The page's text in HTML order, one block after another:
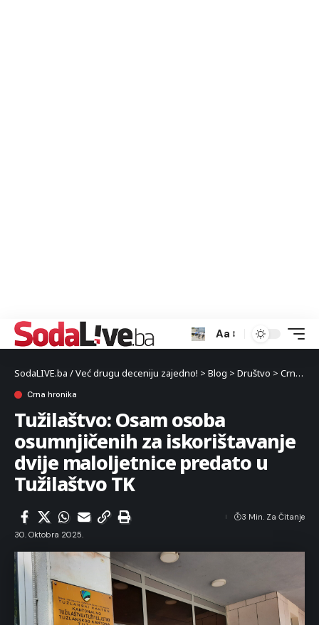
Aa
SodaLIVE.ba / Već drugu deceniju zajedno! > Blog > Društvo > Crna hronika
Crna hronika
Tužilaštvo: Osam osoba
osumnjičenih za iskorištavanje
dvije maloljetnice predato u
Tužilaštvo TK
30. Oktobra 2025.
3 Min. Za Čitanje